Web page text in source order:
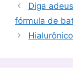
Diga
fórmula de